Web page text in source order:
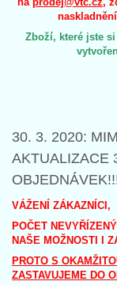
Zboží, které jste
30. 3. 2020:
AKTUALIZACE
VÁŽENÍ ZÁKAZNÍCI,
POČET
NAŠE MOŽNOSTI I
PROTO S
ZASTAVUJEME DO